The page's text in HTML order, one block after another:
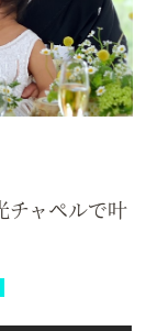
チャペルで叶